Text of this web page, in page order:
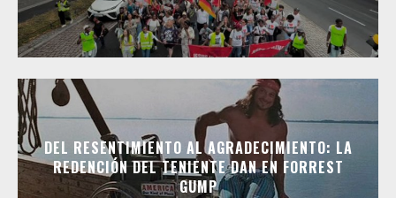
DEL RESENTIMIENTO AL AGRADECIMIENTO: LA
REDENCIÓN DEL TENIENTE DAN EN FORREST
GUMP